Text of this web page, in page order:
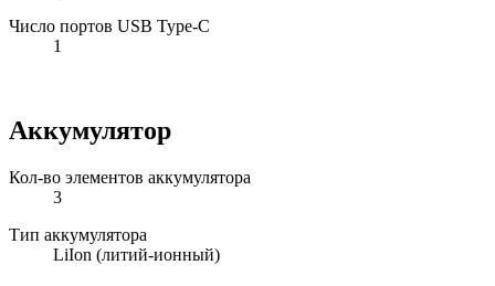
Число портов USB Type-C
1
Аккумулятор
Кол-во элементов аккумулятора
3
Тип аккумулятора
LiIon (литий-ионный)